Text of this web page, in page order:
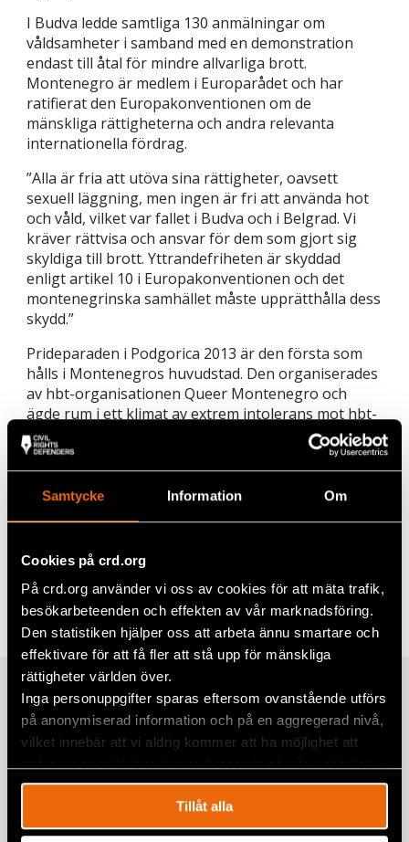
Samtycke Information Om
Cookies på crd.org
På crd.org använder vi oss av cookies för att mäta trafik,
besökarbeteenden och effekten av vår marknadsföring.
Den statistiken hjälper oss att arbeta ännu smartare och
effektivare för att få fler att stå upp för mänskliga
rättigheter världen över.
Inga personuppgifter sparas eftersom ovanstående utförs
på anonymiserad information och på en aggregerad nivå,
vilket innebär att vi aldrig kommer att ha möjlighet att
Tillåt alla
I Budva ledde samtliga 130 anmälningar om
våldsamheter i samband med en demonstration
endast till åtal för mindre allvarliga brott.
Montenegro är medlem i Europarådet och har
ratifierat den Europakonventionen om de
mänskliga rättigheterna och andra relevanta
internationella fördrag.
”Alla är fria att utöva sina rättigheter, oavsett
sexuell läggning, men ingen är fri att använda hot
och våld, vilket var fallet i Budva och i Belgrad. Vi
kräver rättvisa och ansvar för dem som gjort sig
skyldiga till brott. Yttrandefriheten är skyddad
enligt artikel 10 i Europakonventionen och det
montenegrinska samhället måste upprätthålla dess
skydd.”
Prideparaden i Podgorica 2013 är den första som
hålls i Montenegros huvudstad. Den organiserades
av hbt-organisationen Queer Montenegro och
ägde rum i ett klimat av extrem intolerans mot hbt-
samhället. Det första försöket att anordna en
Prideparad i Montenegros huvudstad skedde 2011,
då det blev abrupt avbrutet på grund av ständiga
hot och fullständig brist på stöd från regeringen.
Dela
Facebook
Twitter
Google+
Mail
TaggarEuropa,Hbtqi-personers rättigheter
Relaterade artiklar
Faces of Pride: Katica gör konst för
att bekämpa homofobi
MONTENEGRO,NYHETER 1 augusti 2022